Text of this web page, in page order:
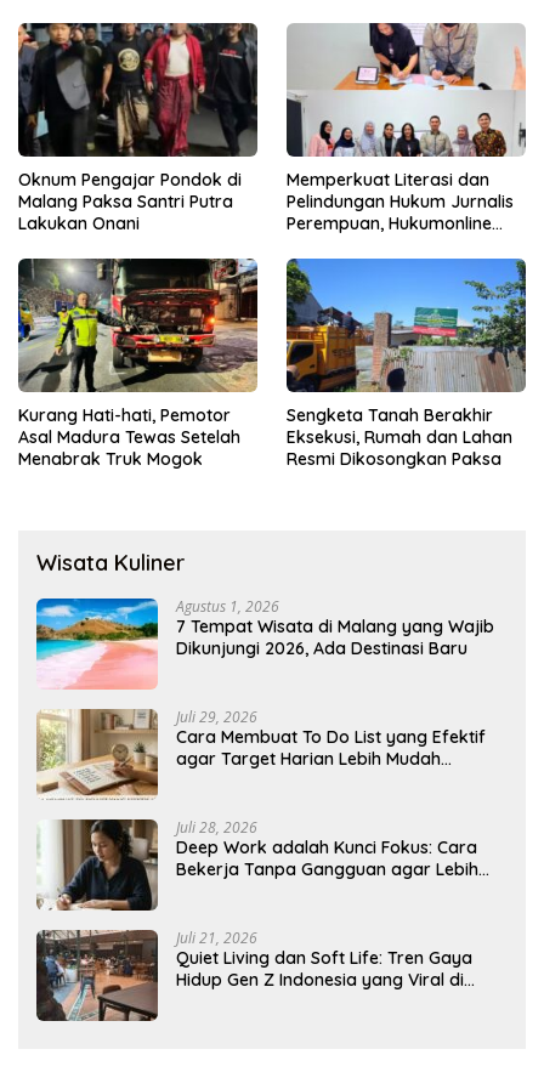
Oknum Pengajar Pondok di
Malang Paksa Santri Putra
Lakukan Onani
Memperkuat Literasi dan
Pelindungan Hukum Jurnalis
Perempuan, Hukumonline
Gratis
Kurang Hati-hati, Pemotor
Asal Madura Tewas Setelah
Menabrak Truk Mogok
Sengketa Tanah Berakhir
Eksekusi, Rumah dan Lahan
Resmi Dikosongkan Paksa
Wisata Kuliner
Agustus 1, 2026
7 Tempat Wisata di Malang yang Wajib
Dikunjungi 2026, Ada Destinasi Baru
Juli 29, 2026
Cara Membuat To Do List yang Efektif
agar Target Harian Lebih Mudah
Juli 28, 2026
Deep Work adalah Kunci Fokus: Cara
Bekerja Tanpa Gangguan agar Lebih
Juli 21, 2026
Quiet Living dan Soft Life: Tren Gaya
Hidup Gen Z Indonesia yang Viral di